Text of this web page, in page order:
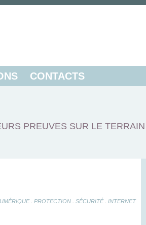
CONTACTS
PREUVES SUR LE TERRAIN
. PROTECTION SÉCURITÉ. INTERNET